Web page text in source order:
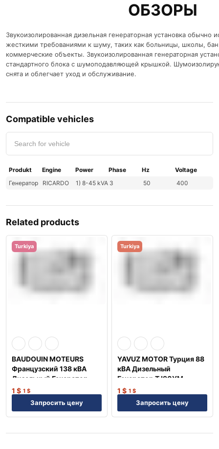
ОБЗОРЫ
Звукоизолированная дизельная генераторная установка обычно
жесткими требованиями к шуму, таких как больницы, школы,
коммерческие объекты. Звукоизолированная генераторная
стандартного блока с шумоподавляющей крышкой.
снята и облегчает уход и обслуживание.
Compatible vehicles
Produkt Engine Power Phase Hz
Voltage
Генератор
RICARDO 1) 8-45 kVA 3 50 400
Related products
Turkiya
BAUDOUIN MOTEURS
Французский 138 кВА
Дизельный Генератор
TJ140BD
1 $ 1 $
Запросить цену
Turkiya
YAVUZ MOTOR Турция 88
кВА Дизельный
Генератор TJ90YM
1 $ 1 $
Запросить цену